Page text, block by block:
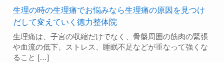
生理の時の生理痛でお悩みなら生理痛の原因を見つけ
だして変えていく徳力整体院
生理痛は、子宮の収縮だけでなく、骨盤周囲の筋肉の緊張
や血流の低下、ストレス、睡眠不足などが重なって強くな
ること […]